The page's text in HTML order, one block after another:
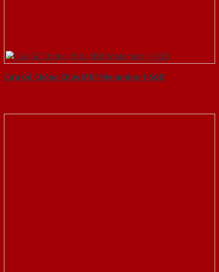
Cửa Gỗ Chống Cháy MDF Melamine 1-SGD